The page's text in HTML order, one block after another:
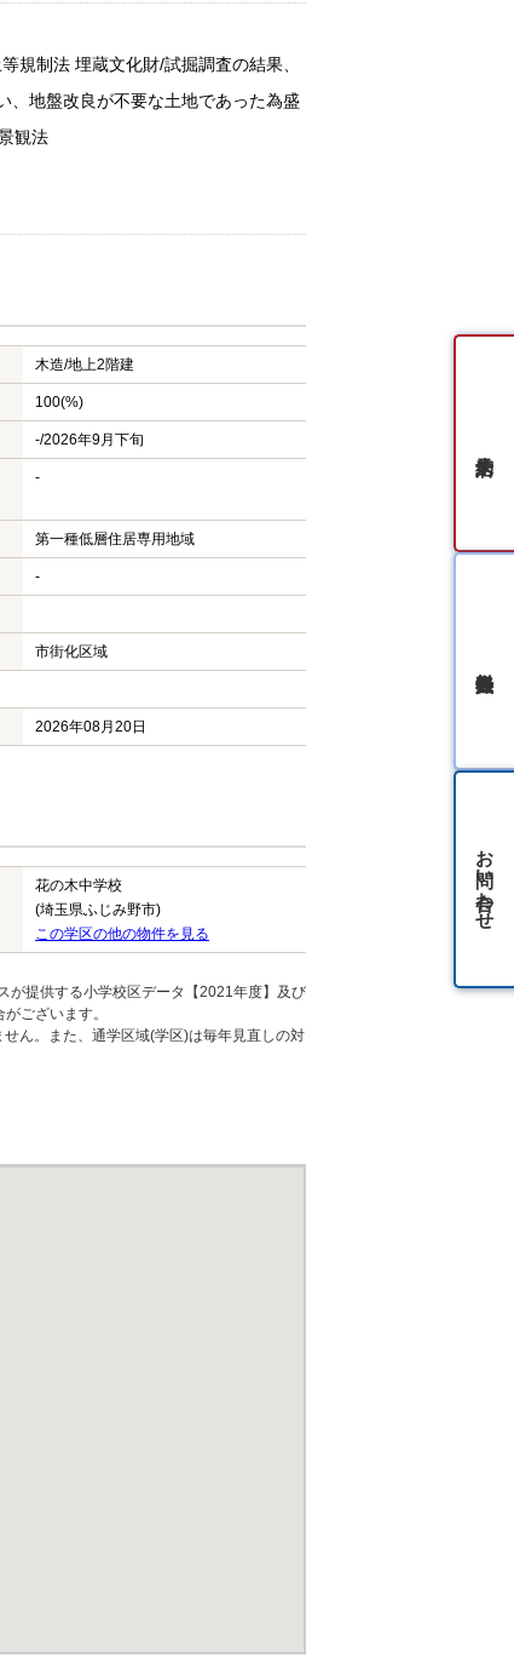
規制法 埋蔵文化財/試掘調査の結果、
、地盤改良が不要な土地であった為盛
景観法
木造/地上2階建
100(%)
-/2026年9月下旬
-
第一種低層住居専用地域
-
市街化区域
2026年08月20日
花の木中学校
(埼玉県ふじみ野市)
この学区の他の物件を見る
が提供する小学校区データ【2021年度】及び
ございます。
ん。また、通学区域(学区)は毎年見直しの対
お問い合わせ